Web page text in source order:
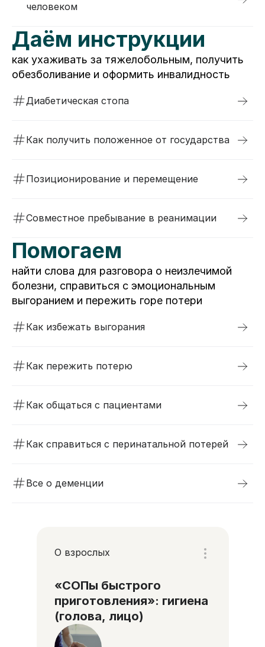
человеком
Даём инструкции
как ухаживать за тяжелобольным, получить
обезболивание и оформить инвалидность
Диабетическая стопа
Как получить положенное от государства
Позиционирование и перемещение
Совместное пребывание в реанимации
Помогаем
найти слова для разговора о неизлечимой
болезни, справиться с эмоциональным
выгоранием и пережить горе потери
Как избежать выгорания
Как пережить потерю
Как общаться с пациентами
Как справиться с перинатальной потерей
Все о деменции
О взрослых
«СОПы быстрого
приготовления»: гигиена
(голова, лицо)